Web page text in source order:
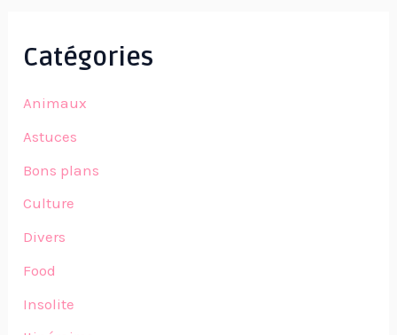
Catégories
Animaux
Astuces
Bons plans
Culture
Divers
Food
Insolite